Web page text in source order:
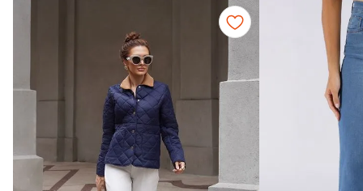
Calças
Bermudas E Shorts
Casacos E Jaquetas
Subcategoria